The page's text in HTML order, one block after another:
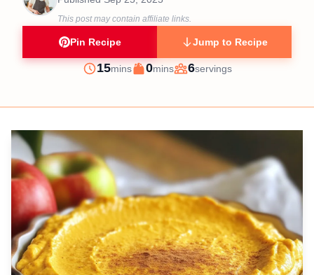
This post may contain affiliate links.
Pin Recipe Jump to Recipe
Prep
15minutes
mins
Cook
0minutes
mins
Servings
6servings